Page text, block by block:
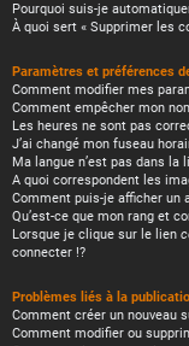
Pourquoi suis-je
À quoi sert « Supprimer les
Paramètres et préférences
Comment modifier mes
Comment empêcher mon
Les heures ne sont pas
J’ai changé mon fuseau
Ma langue n’est pas dans la
A quoi correspondent les
Comment puis-je afficher un
Qu’est-ce que mon rang et
Lorsque je clique sur le lien
connecter !?
Problèmes liés à la
Comment créer un nouveau
Comment modifier ou